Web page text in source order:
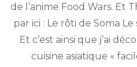
de l’anime Food Wars. Et
par ici : Le rôti de Soma
Et c’est ainsi que j’ai
cuisine asiatique «